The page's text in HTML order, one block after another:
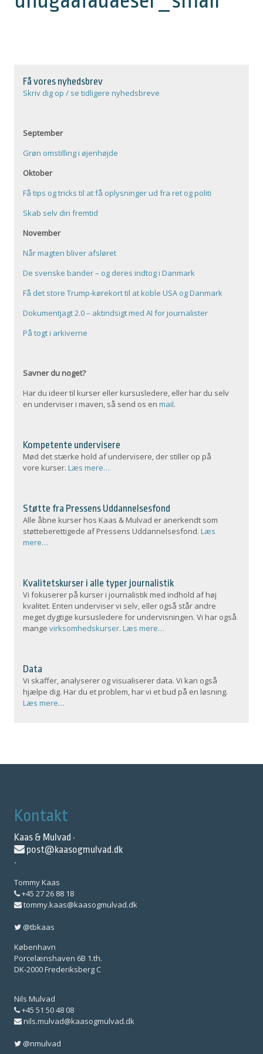
Få vores nyhedsbrev
Skriv dig op / se tidligere nyhedsbreve
September
Grøn omstilling i øjenhøjde
Oktober
Få tips og tricks til at få oplysninger ud fra ret og politi
Skab selv din fremtid
November
Når magten bliver afsløret
De svenske bander – og deres indtog i Danmark
Få det store Trump-kørekort til at koble USA og Danmark
Dokumentjagt 2.0 – aktindsigt med AI for journalister
På togt i arkiverne
Savner du noget?
Har du ideer til kurser eller kursusledere, eller har du selv
en underviser i maven, så send os enmail.
Kompetente undervisere
Mød det stærke hold af undervisere, der stiller op på
vore kurser.Læs mere…
Støtte fra Pressens Uddannelsesfond
Alle åbne kurser hos Kaas & Mulvad er anerkendt som
støtteberettigede af Pressens Uddannelsesfond.Læs
mere…
Kvalitetskurser i alle typer journalistik
Vi fokuserer på kurser i journalistik med indhold af høj
kvalitet. Enten underviser vi selv, eller også står andre
meget dygtige kursusledere for undervisningen. Vi har også
mangevirksomhedskurser.Læs mere…
Data
Vi skaffer, analyserer og visualiserer data. Vi kan også
hjælpe dig. Har du et problem, har vi et bud på en løsning.
Læs mere…
Kontakt
Kaas & Mulvad ·
post@kaasogmulvad.dk
·
Tommy Kaas
+45 27 26 88 18
tommy.kaas@kaasogmulvad.dk
@tbkaas
København
Porcelænshaven 6B 1.th.
DK-2000 Frederiksberg C
Nils Mulvad
+45 51 50 48 08
nils.mulvad@kaasogmulvad.dk
@nmulvad